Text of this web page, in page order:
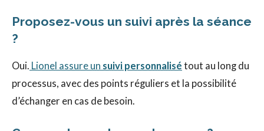
Proposez-vous un suivi après la séance
?
Oui. Lionel assure un suivi personnalisé tout au long du
processus, avec des points réguliers et la possibilité
d’échanger en cas de besoin.